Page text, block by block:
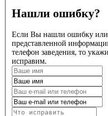
Нашли ошибку?
Если Вы нашли ошибку или
представленной
телефон заведения, то
исправим.